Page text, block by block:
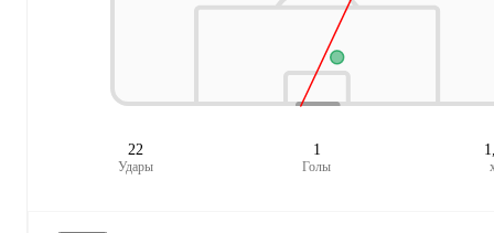
22
Удары
1
Голы